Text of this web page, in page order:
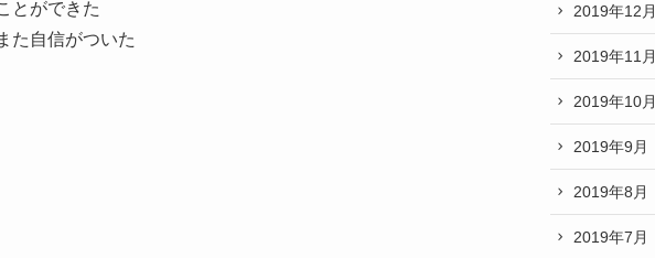
とができた
た自信がついた
2019年12月
2019年11月
2019年10月
2019年9月
2019年8月
2019年7月